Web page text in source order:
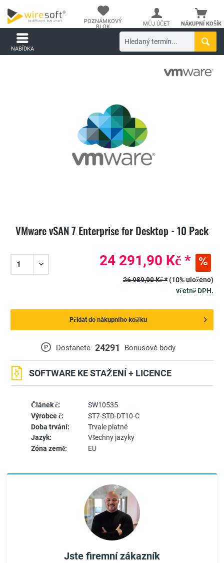
NÁKUPNÍ KOŠÍK
POZNÁMKOVÝ
BLOK
MŮJ ÚČET
NABÍDKA
VMware vSAN 7 Enterprise for Desktop - 10 Pack
Článek č:
SW10535
Výrobce č:
ST7-STD-DT10-C
Doba trvání:
Trvale platné
Jazyk:
Všechny jazyky
Zóna země:
EU
P Dostanete 24291 Bonusové body
SOFTWARE KE STAŽENÍ + LICENCE
24 291,90 Kč *
26 989,90 Kč *(10% uloženo)
včetně DPH.
Přidat do nákupního košíku
Jste firemní zákazník